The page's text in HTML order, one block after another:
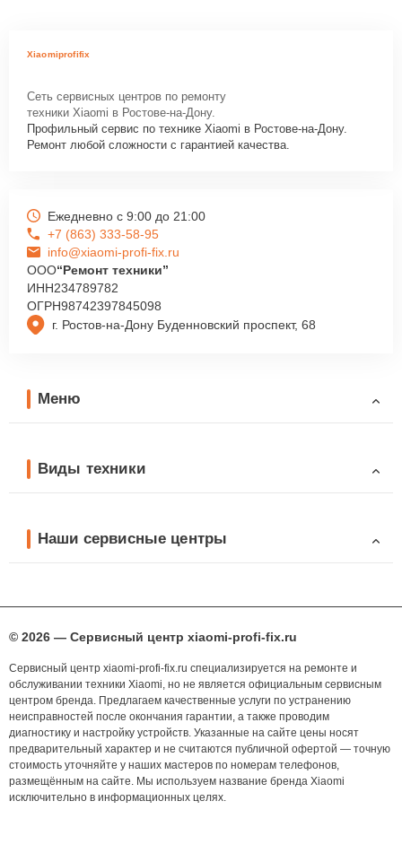
Xiaomiprofifix
Сеть сервисных центров по ремонту
техники Xiaomi в Ростове-на-Дону.
Профильный сервис по технике Xiaomi в Ростове-на-Дону.
Ремонт любой сложности с гарантией качества.
г. Ростов-на-Дону Буденновский проспект, 68
Ежедневно с 9:00 до 21:00
+7 (863) 333-58-95
info@xiaomi-profi-fix.ru
ООО“Ремонт техники”
ИНН234789782
ОГРН98742397845098
Меню
Виды техники
Наши сервисные центры
© 2026 — Сервисный центр xiaomi-profi-fix.ru
Сервисный центр xiaomi-profi-fix.ru специализируется на ремонте и
обслуживании техники Xiaomi, но не является официальным сервисным
центром бренда. Предлагаем качественные услуги по устранению
неисправностей после окончания гарантии, а также проводим
диагностику и настройку устройств. Указанные на сайте цены носят
предварительный характер и не считаются публичной офертой — точную
стоимость уточняйте у наших мастеров по номерам телефонов,
размещённым на сайте. Мы используем название бренда Xiaomi
исключительно в информационных целях.